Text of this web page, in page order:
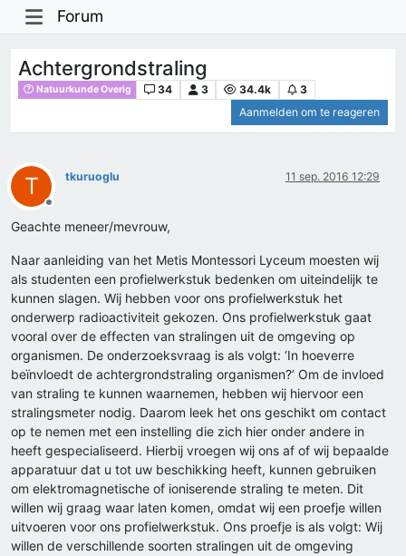
Forum
Achtergrondstraling
Natuurkunde Overig 34 3 34.4k
3
Aanmelden om te reageren
T
Offline
tkuruoglu 11 sep. 2016 12:29
Geachte meneer/mevrouw,
Naar aanleiding van het Metis Montessori Lyceum moesten wij
als studenten een profielwerkstuk bedenken om uiteindelijk te
kunnen slagen. Wij hebben voor ons profielwerkstuk het
onderwerp radioactiviteit gekozen. Ons profielwerkstuk gaat
vooral over de effecten van stralingen uit de omgeving op
organismen. De onderzoeksvraag is als volgt: ‘In hoeverre
beïnvloedt de achtergrondstraling organismen?’ Om de invloed
van straling te kunnen waarnemen, hebben wij hiervoor een
stralingsmeter nodig. Daarom leek het ons geschikt om contact
op te nemen met een instelling die zich hier onder andere in
heeft gespecialiseerd. Hierbij vroegen wij ons af of wij bepaalde
apparatuur dat u tot uw beschikking heeft, kunnen gebruiken
om elektromagnetische of ioniserende straling te meten. Dit
willen wij graag waar laten komen, omdat wij een proefje willen
uitvoeren voor ons profielwerkstuk. Ons proefje is als volgt: Wij
willen de verschillende soorten stralingen uit de omgeving